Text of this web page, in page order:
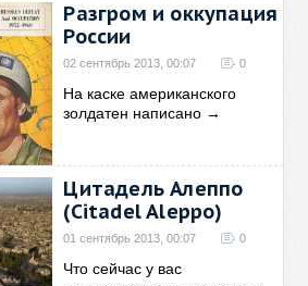
Разгром и оккупация
России
02 сентябрь 2013, 00:07 0
На каске американского
золдатен написано →
Цитадель Алеппо
(Citadel Aleppo)
01 сентябрь 2013, 00:07 0
Что сейчас у вас